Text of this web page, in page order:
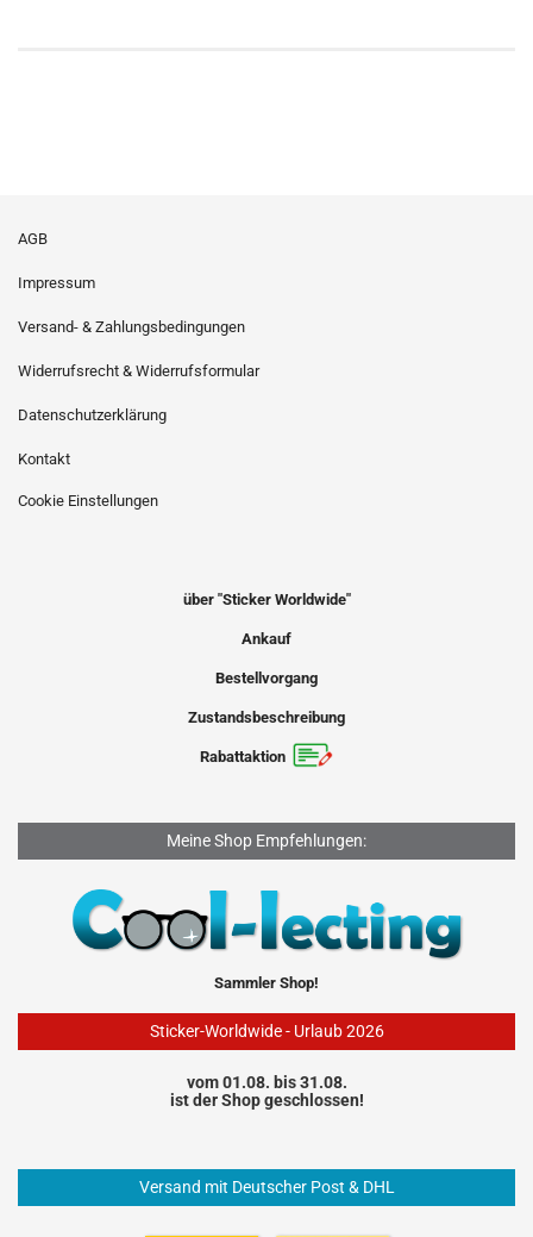
AGB
Impressum
Versand- & Zahlungsbedingungen
Widerrufsrecht & Widerrufsformular
Datenschutzerklärung
Kontakt
Cookie Einstellungen
über "Sticker Worldwide"
Ankauf
Bestellvorgang
Zustandsbeschreibung
Rabattaktion
Meine Shop Empfehlungen:
Sammler Shop!
Sticker-Worldwide - Urlaub 2026
vom 01.08. bis 31.08.
ist der Shop geschlossen!
Versand mit Deutscher Post & DHL